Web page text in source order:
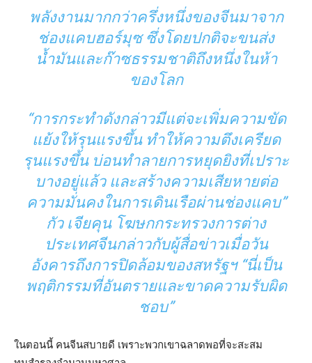
พลังงานมากกว่าครึ่งหนึ่งของจีนมาจาก
ช่องแคบฮอร์มุซ ซึ่งโดยปกติจะขนส่ง
น้ำมันและก๊าซธรรมชาติถึงหนึ่งในห้า
ของโลก
“การกระทำดังกล่าวมีแต่จะเพิ่มความขัด
แย้งให้รุนแรงขึ้น ทำให้ความตึงเครียด
รุนแรงขึ้น บ่อนทำลายการหยุดยิงที่เปราะ
บางอยู่แล้ว และสร้างความเสียหายต่อ
ความมั่นคงในการเดินเรือผ่านช่องแคบ”
กัว เจียคุน โฆษกกระทรวงการต่าง
ประเทศจีนกล่าวกับผู้สื่อข่าวเมื่อวัน
อังคารถึงการปิดล้อมของสหรัฐฯ “นี่เป็น
พฤติกรรมที่อันตรายและขาดความรับผิด
ชอบ”
ในตอนนี้ คนจีนสบายดี เพราะพวกเขาฉลาดพอที่จะสะสม